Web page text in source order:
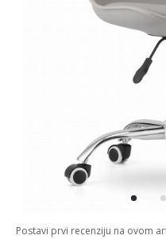
Postavi prvi recenziju na ovom